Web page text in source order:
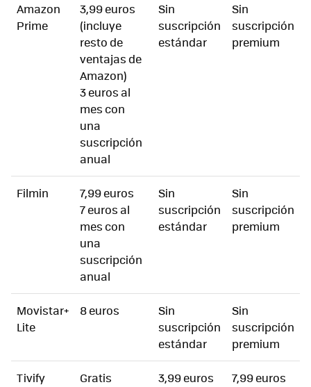
Amazon
Prime
3,99 euros
(incluye
resto de
ventajas de
Amazon)
3 euros al
mes con
una
suscripción
anual
Sin
suscripción
estándar
Sin
suscripción
premium
Filmin
7,99 euros
7 euros al
mes con
una
suscripción
anual
Sin
suscripción
estándar
Sin
suscripción
premium
Movistar+
Lite
8 euros
Sin
suscripción
estándar
Sin
suscripción
premium
Tivify Gratis 3,99 euros 7,99 euros